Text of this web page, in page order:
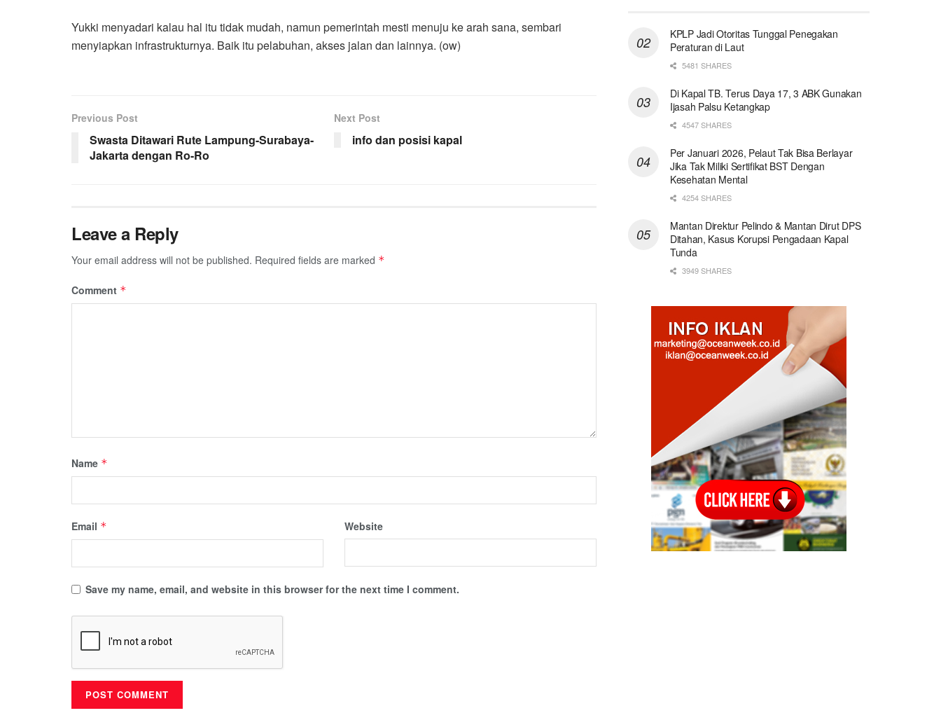
Yukki menyadari kalau hal itu tidak mudah, namun pemerintah mesti menuju ke arah sana, sembari
menyiapkan infrastrukturnya. Baik itu pelabuhan, akses jalan dan lainnya. (ow)
Previous Post
Swasta Ditawari Rute Lampung-Surabaya-
Jakarta dengan Ro-Ro
Next Post
info dan posisi kapal
Leave a Reply
Your email address will not be published. Required fields are marked *
Comment *
Name *
Email * Website
Save my name, email, and website in this browser for the next time I comment.
KPLP Jadi Otoritas Tunggal Penegakan
Peraturan di Laut
5481 SHARES
Di Kapal TB. Terus Daya 17, 3 ABK Gunakan
Ijasah Palsu Ketangkap
4547 SHARES
Per Januari 2026, Pelaut Tak Bisa Berlayar
Jika Tak Miliki Sertifikat BST Dengan
Kesehatan Mental
4254 SHARES
Mantan Direktur Pelindo & Mantan Dirut DPS
Ditahan, Kasus Korupsi Pengadaan Kapal
Tunda
3949 SHARES